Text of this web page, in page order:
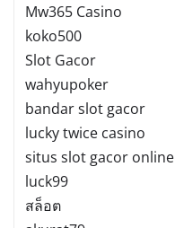
Mw365 Casino
koko500
Slot Gacor
wahyupoker
bandar slot gacor
lucky twice casino
situs slot gacor online
luck99
สล็อต